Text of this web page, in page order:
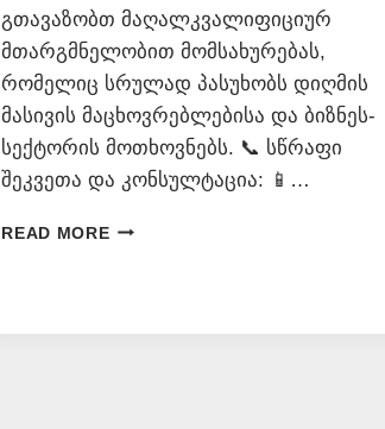
გთავაზობთ მაღალკვალიფიციურ
მთარგმნელობით მომსახურებას,
რომელიც სრულად პასუხობს დიღმის
მასივის მაცხოვრებლებისა და ბიზნეს-
სექტორის მოთხოვნებს. 📞 სწრაფი
შეკვეთა და კონსულტაცია: 📱…
READ MOREᲗᲐᲠᲯᲘᲛᲐᲜᲗᲐ